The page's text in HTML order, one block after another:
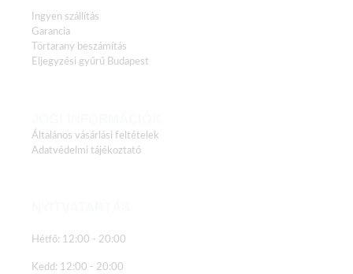
Ingyen szállítás
Garancia
Törtarany beszámítás
Eljegyzési gyűrű Budapest
Általános vásárlási feltételek
Adatvédelmi tájékoztató
Hétfő: 12:00 - 20:00
Kedd: 12:00 - 20:00